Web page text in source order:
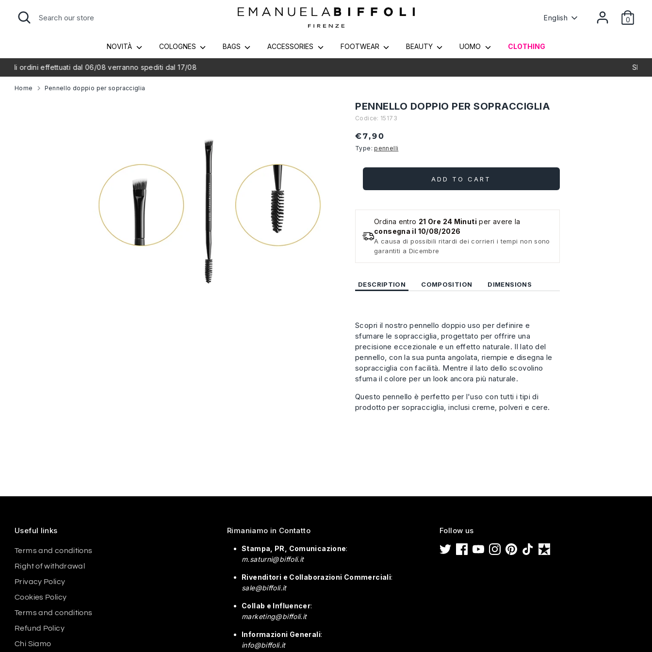
Search
Search
our
Language
English 0
NOVITÀ COLOGNES BAGS ACCESSORIES FOOTWEAR BEAUTY UOMO CLOTHING
Home Pennello doppio per sopracciglia
PENNELLO DOPPIO PER SOPRACCIGLIA
Codice: 15173
€7,90
Type:pennelli
ADD TO CART
Ordina entro 21 Ore 24 Minuti per avere la
consegna il 10/08/2026
A causa di possibili ritardi dei corrieri i tempi non sono
garantiti a Dicembre
DESCRIPTION COMPOSITION DIMENSIONS
Scopri il nostro pennello doppio uso per definire e
sfumare le sopracciglia, progettato per offrire una
precisione eccezionale e un effetto naturale. Il lato del
pennello, con la sua punta angolata, riempie e disegna le
sopracciglia con facilità. Mentre il lato dello scovolino
sfuma il colore per un look ancora più naturale.
Questo pennello è perfetto per l'uso con tutti i tipi di
prodotto per sopracciglia, inclusi creme, polveri e cere.
Useful links
Terms and conditions
Right of withdrawal
Privacy Policy
Cookies Policy
Terms and conditions
Refund Policy
Chi Siamo
Rimaniamo in Contatto
Stampa, PR, Comunicazione:
m.saturni@biffoli.it
Rivenditori e Collaborazioni Commerciali:
sale@biffoli.it
Collab e Influencer:
marketing@biffoli.it
Informazioni Generali:
info@biffoli.it
Follow us